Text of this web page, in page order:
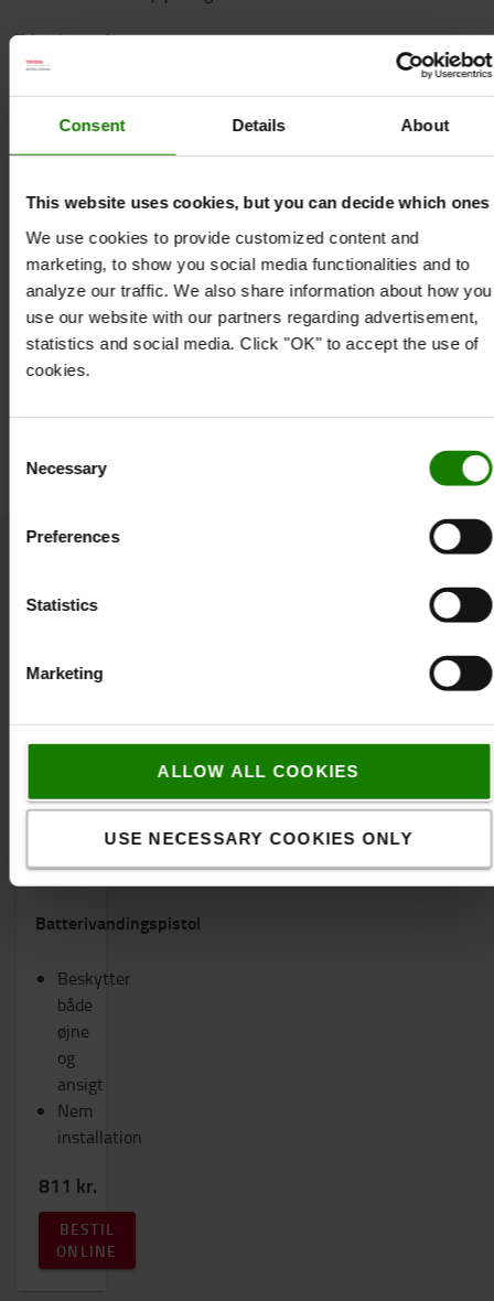
Consent Details About
This website uses cookies, but you can decide which ones
We use cookies to provide customized content and
marketing, to show you social media functionalities and to
analyze our traffic. We also share information about how you
use our website with our partners regarding advertisement,
statistics and social media. Click "OK" to accept the use of
cookies.
Selection
Necessary
Preferences
Statistics
Marketing
ALLOW ALL COOKIES
USE NECESSARY COOKIES ONLY
Teknisk specifikation
*Længde: 390 mm
*Bredde: 390 mm
*Vægt: 12 kg
*Udgangsslangens længde: 3 m
*Materiale: Plast/gummi
Specifikation
Vægt:12kg
Farve:Hvid
Bredde:39cm
Batterivandingspistol
Beskytter
både
øjne
og
ansigt
Nem
installation
811 kr.
BESTIL
ONLINE